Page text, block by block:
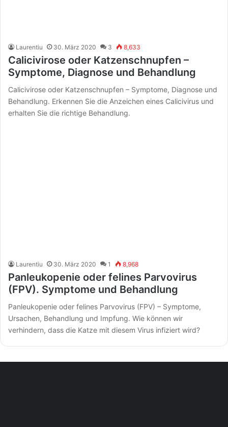
Laurentiu 30. März 2020 3 8,633
Calicivirose oder Katzenschnupfen –
Symptome, Diagnose und Behandlung
Calicivirose oder Katzenschnupfen – Symptome, Diagnose und
Behandlung. Erkennen Sie die Anzeichen eines Calicivirus und
erhalten Sie die richtige Behandlung.
Laurentiu 30. März 2020 1 8,968
Panleukopenie oder felines Parvovirus
(FPV). Symptome und Behandlung
Panleukopenie oder felines Parvovirus (FPV) – Symptome,
Ursachen, Behandlung und Impfung. Wie können wir
verhindern, dass die Katze mit diesem Virus infiziert wird?